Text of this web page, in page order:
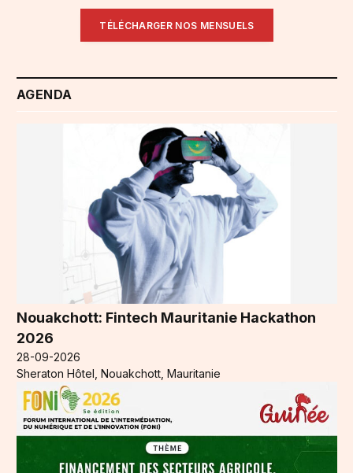
TÉLÉCHARGER NOS MENSUELS
AGENDA
Nouakchott: Fintech Mauritanie Hackathon
2026
28-09-2026
Sheraton Hôtel, Nouakchott, Mauritanie